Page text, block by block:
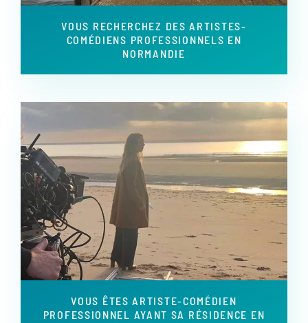
VOUS RECHERCHEZ DES ARTISTES-
COMÉDIENS PROFESSIONNELS EN
NORMANDIE
VOUS ÊTES ARTISTE-COMÉDIEN
PROFESSIONNEL AYANT SA RÉSIDENCE EN